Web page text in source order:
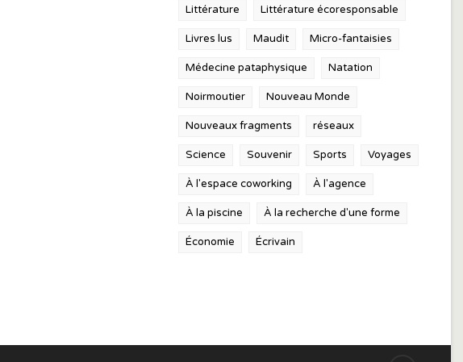
Littérature Littérature écoresponsable
Livres lus Maudit Micro-fantaisies
Médecine pataphysique Natation
Noirmoutier Nouveau Monde
Nouveaux fragments réseaux
Science Souvenir Sports Voyages
À l'espace coworking À l'agence
À la piscine À la recherche d'une forme
Économie Écrivain